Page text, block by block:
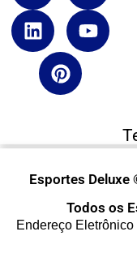
Esportes
Todos os
Endereço Eletrônico